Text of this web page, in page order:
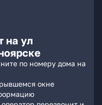
на ул
по номеру дома на
окне